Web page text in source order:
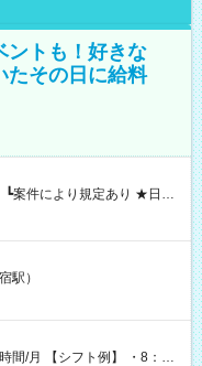
ントも！好きな
その日に給料
に現金GET♪ お仕事後はコ
【試用期間】試
駅）
・8：00